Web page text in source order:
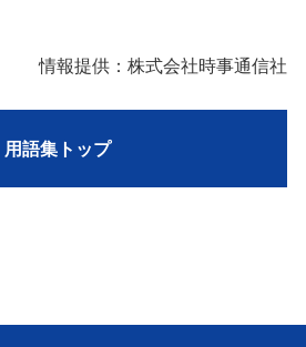
情報提供：株式会社時事通信社
用語集トップ